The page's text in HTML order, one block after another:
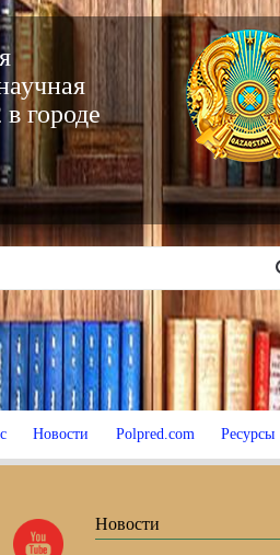
городе
Новости Polpred.com Ресурсы
Новости